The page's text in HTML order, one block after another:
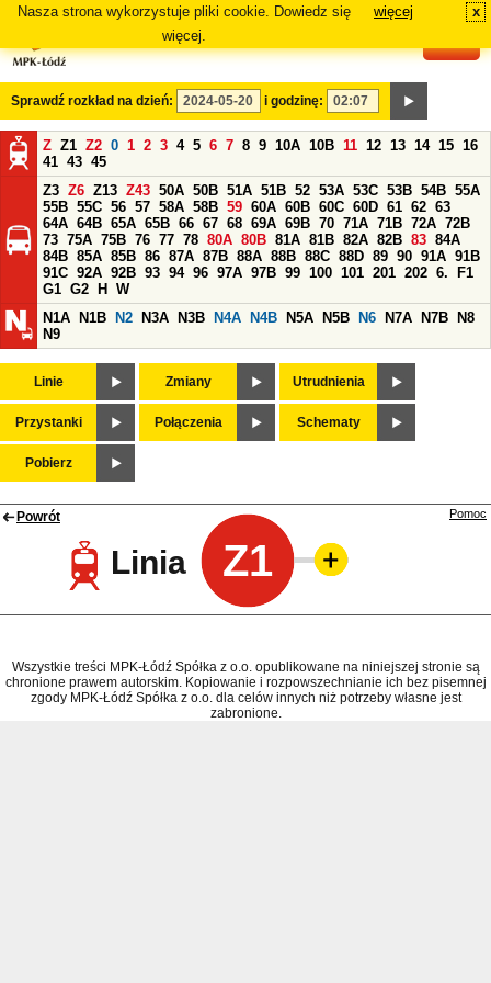
Nasza strona wykorzystuje pliki cookie. Dowiedz się
więcej.
więcej x
Sprawdź rozkład na dzień: i godzinę:
Z Z1 Z2 0 1 2 3 4 5 6 7 8 9 10A 10B 11 12 13 14 15 16
41 43 45
Z3 Z6 Z13 Z43 50A 50B 51A 51B 52 53A 53C 53B 54B 55A
55B 55C 56 57 58A 58B 59 60A 60B 60C 60D 61 62 63
64A 64B 65A 65B 66 67 68 69A 69B 70 71A 71B 72A 72B
73 75A 75B 76 77 78 80A 80B 81A 81B 82A 82B 83 84A
84B 85A 85B 86 87A 87B 88A 88B 88C 88D 89 90 91A 91B
91C 92A 92B 93 94 96 97A 97B 99 100 101 201 202 6.
F1
G1 G2 H
W
N1A
N1B N2 N3A N3B N4A N4B N5A N5B N6 N7A N7B
N8
N9
Linie Zmiany Utrudnienia
Przystanki Połączenia Schematy
Pobierz
Powrót
Linia Z1
Pomoc
Wszystkie treści MPK-Łódź Spółka z o.o. opublikowane na niniejszej stronie są
chronione prawem autorskim. Kopiowanie i rozpowszechnianie ich bez pisemnej
zgody MPK-Łódź Spółka z o.o. dla celów innych niż potrzeby własne jest
zabronione.